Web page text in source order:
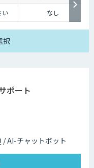
い なし
択
ポート
/ AI-チャットボット